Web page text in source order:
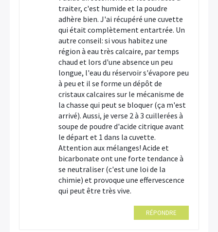
traiter, c'est humide et la poudre
adhère bien. J'ai récupéré une cuvette
qui était complètement entartrée. Un
autre conseil: si vous habitez une
région à eau très calcaire, par temps
chaud et lors d'une absence un peu
longue, l'eau du réservoir s'évapore peu
à peu et il se forme un dépôt de
cristaux calcaires sur le mécanisme de
la chasse qui peut se bloquer (ça m'est
arrivé). Aussi, je verse 2 à 3 cuillerées à
soupe de poudre d'acide citrique avant
le départ et 1 dans la cuvette.
Attention aux mélanges! Acide et
bicarbonate ont une forte tendance à
se neutraliser (c'est une loi de la
chimie) et provoque une effervescence
qui peut être très vive.
RÉPONDRE